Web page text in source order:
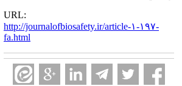
URL:
http://journalofbiosafety.ir/article-۱-۱۹۷-
fa.html